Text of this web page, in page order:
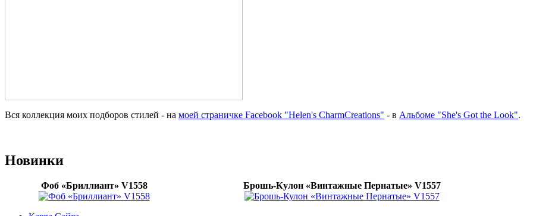
Вся коллекция моих подборов стилей - на моей страничке Facebook "Helen's CharmCreations" - в Альбоме "She's Got the Look".
Новинки
Фоб «Бриллиант» V1558 Брошь-Кулон «Винтажные Пернатые» V1557